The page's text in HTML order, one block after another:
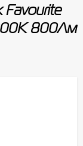
Favourite
800Лм